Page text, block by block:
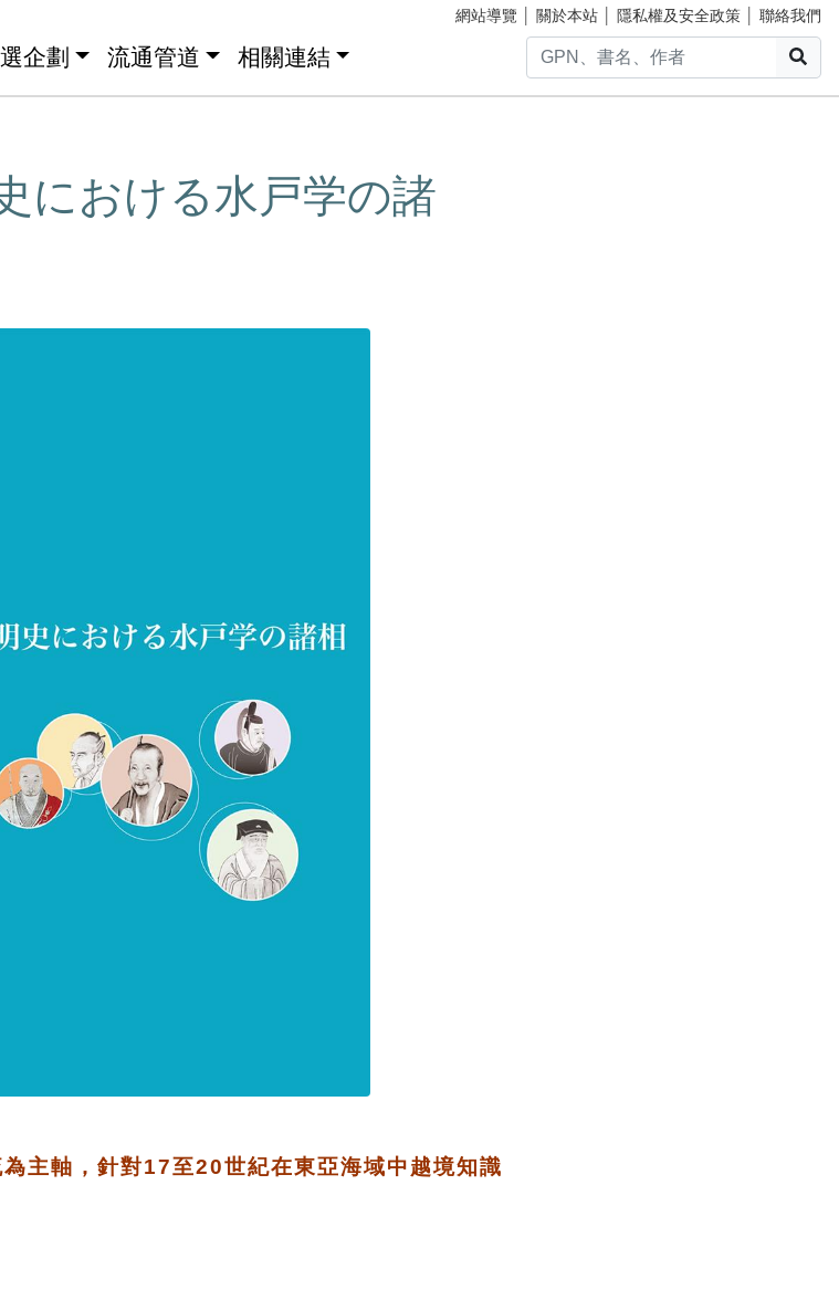
網站導覽 關於本站 隱私權及安全政策 聯絡我們
企劃 流通管道 相關連結
における水戸学の諸
主軸，針對17至20世紀在東亞海域中越境知識